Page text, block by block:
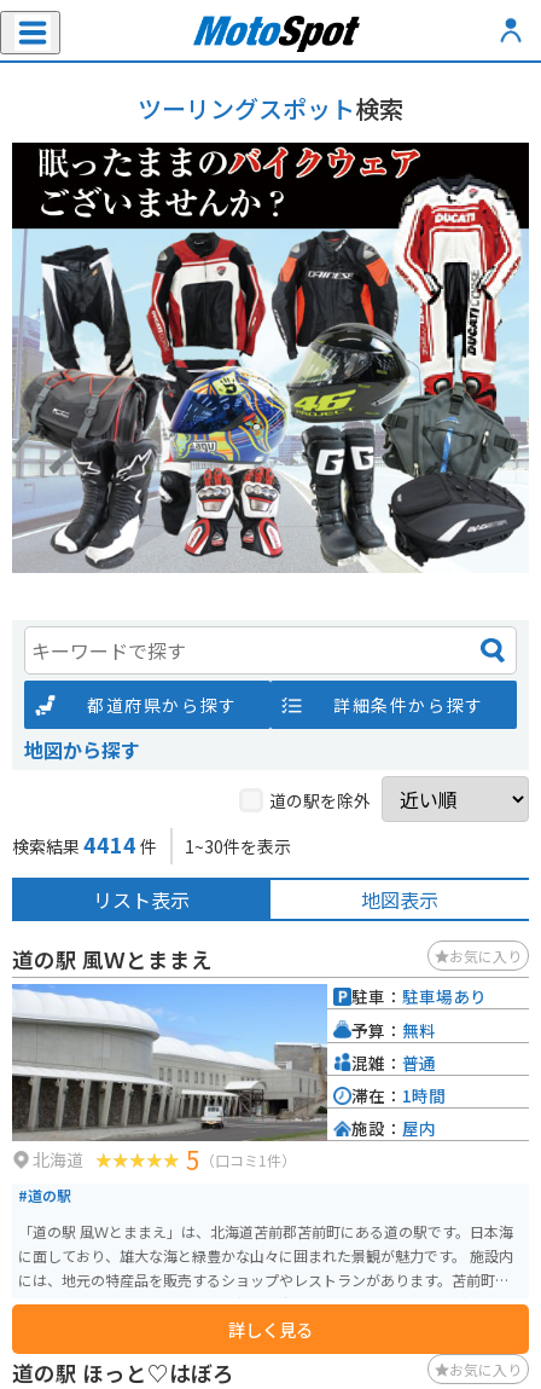
ツーリングスポット検索
都道府県から探す 詳細条件から探す
地図から探す
道の駅を除外
検索結果 4414 件 1~30件を表示
リスト表示 地図表示
道の駅 風Ｗとままえ お気に入り
北海道 5 （口コミ1件）
#道の駅
「道の駅 風Ｗとままえ」は、北海道苫前郡苫前町にある道の駅です。日本海
に面しており、雄大な海と緑豊かな山々に囲まれた景観が魅力です。 施設内
には、地元の特産品を販売するショップやレストランがあります。苫前町の
特産品といえば、なんといっても新鮮な海産物！毛ガニやホタテなど、四季
折々の海の幸を堪能できます。また、苫前町は酪農も盛んなので、濃厚なソ
フトクリームもおすすめです。 バイクで訪れる際は、日本海沿いの道路を走
行するのがおすすめです。風を感じながら、海岸線を走る爽快感は格別です。
詳しく見る
駐車： 駐車場あり
予算： 無料
混雑： 普通
滞在： 1時間
施設： 屋内
道の駅 ほっと♡はぼろ お気に入り